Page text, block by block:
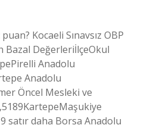
Kocaeli Sınavsız OBP
Bazal DeğerleriİlçeOkul
Anadolu
Anadolu
Öncel Mesleki ve
satır daha Borsa Anadolu